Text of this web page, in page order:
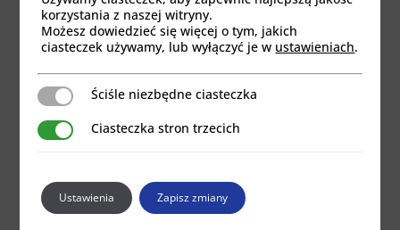
korzystania z naszej witryny.
Możesz dowiedzieć się więcej o tym, jakich
ciasteczek używamy, lub wyłączyć je w ustawieniach.
Ściśle niezbędne ciasteczka
Ściśle niezbędne ciasteczka
Ciasteczka stron trzecich
Ciasteczka stron trzecich
Ustawienia Zapisz zmiany